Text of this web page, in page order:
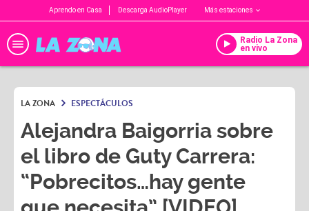
Aprendo en Casa Descarga AudioPlayer Más estaciones
Radio La Zona
en vivo
LA ZONA ESPECTÁCULOS
Alejandra Baigorria sobre
el libro de Guty Carrera:
“Pobrecitos…hay gente